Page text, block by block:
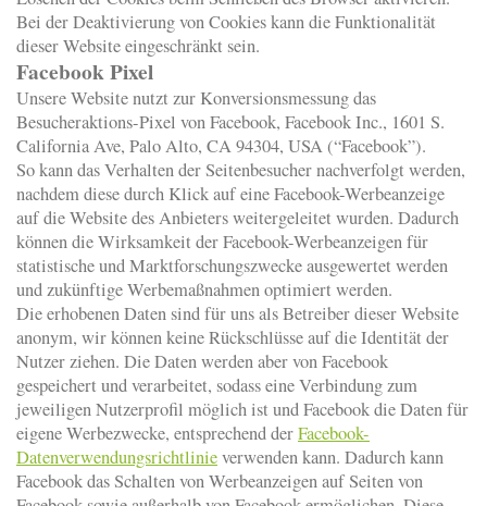
Bei der Deaktivierung von Cookies kann die Funktionalität
dieser Website eingeschränkt sein.
Facebook Pixel
Unsere Website nutzt zur Konversionsmessung das
Besucheraktions-Pixel von Facebook, Facebook Inc., 1601 S.
California Ave, Palo Alto, CA 94304, USA (“Facebook”).
So kann das Verhalten der Seitenbesucher nachverfolgt werden,
nachdem diese durch Klick auf eine Facebook-Werbeanzeige
auf die Website des Anbieters weitergeleitet wurden. Dadurch
können die Wirksamkeit der Facebook-Werbeanzeigen für
statistische und Marktforschungszwecke ausgewertet werden
und zukünftige Werbemaßnahmen optimiert werden.
Die erhobenen Daten sind für uns als Betreiber dieser Website
anonym, wir können keine Rückschlüsse auf die Identität der
Nutzer ziehen. Die Daten werden aber von Facebook
gespeichert und verarbeitet, sodass eine Verbindung zum
jeweiligen Nutzerprofil möglich ist und Facebook die Daten für
eigene Werbezwecke, entsprechend derFacebook-
Datenverwendungsrichtlinieverwenden kann. Dadurch kann
Facebook das Schalten von Werbeanzeigen auf Seiten von